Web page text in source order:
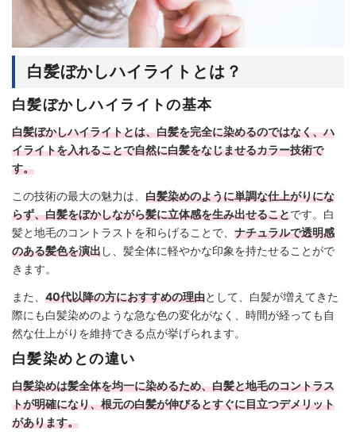
白髪ぼかしハイライトとは？
白髪ぼかしハイライトの基本
白髪ぼかしハイライトとは、白髪を完全に染めるのではなく、ハ
イライトを入れることで自然に白髪をなじませるカラー技術で
す。
この技術の最大の魅力は、 白髪染めのように単調な仕上がりにな
らず、白髪をぼかしながら髪に立体感を生み出せることです。白
髪と地毛のコントラストを和らげることで、 ナチュラルで透明感
のある髪色を演出し、髪全体に軽やかな印象を持たせることがで
きます。
また、 40代以降の方におすすめの理由として、白髪が増えてきた
際にも白髪染めのような急な色の変化がなく、時間が経っても自
然な仕上がりを維持できる点が挙げられます。
白髪染めとの違い
白髪染めは髪全体を均一に染めるため、白髪と地毛のコントラス
トが明確になり、根元の白髪が伸びるとすぐに目立つデメリット
があります。